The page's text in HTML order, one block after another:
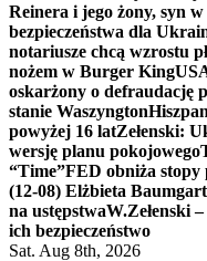
Reinera i jego żony, syn w
bezpieczeństwa dla
notariusze chcą wzrostu
nożem w Burger King
oskarżony o defraudację
stanie Waszyngton
powyżej 16 latZełenski:
wersję planu pokojowego
“Time”FED obniża stopy
(12-08) Elżbieta
na ustępstwaW.Zełenski
ich bezpieczeństwo
Sat. Aug 8th, 2026